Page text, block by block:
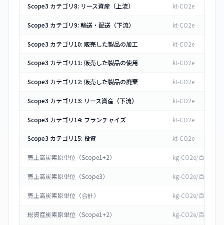
Scope3 カテゴリ8: リース資産（上流） kt-CO2e
Scope3 カテゴリ9: 輸送・配送（下流） kt-CO2e
Scope3 カテゴリ10: 販売した製品の加工 kt-CO2e
Scope3 カテゴリ11: 販売した製品の使用 kt-CO2e
Scope3 カテゴリ12: 販売した製品の廃棄 kt-CO2e
Scope3 カテゴリ13: リース資産（下流） kt-CO2e
Scope3 カテゴリ14: フランチャイズ kt-CO2e
Scope3 カテゴリ15: 投資 kt-CO2e
売上高炭素原単位（Scope1+2） kg-CO2e/百万円
売上高炭素原単位（Scope3） kg-CO2e/百万円
売上高炭素原単位（合計） kg-CO2e/百万円
総資産炭素原単位（Scope1+2） kg-CO2e/百万円